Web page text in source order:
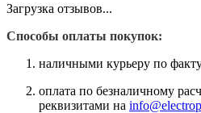
Загрузка отзывов...
Способы оплаты покупок:
наличными курьеру по
оплата по безналичному
реквизитами на